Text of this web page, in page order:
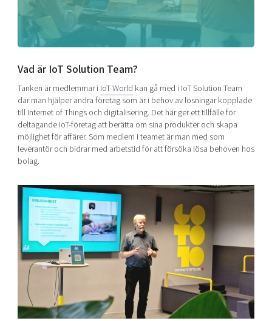
Shaping cities and regions
East Sweden Tech Women
Reversed mentorship
Current offers and activities
Upscaling
Talent & skills
Startup & industry collaboration
Offers to boost your business
Funding opportunities
Our community of companies
Projects
Publications
Project toolbox
Our clusters
Reach out to us
Locations
Today's lunch in Mjärdevi
Vad är IoT Solution Team?
Tanken är medlemmar i IoT World kan gå med i IoT Solution Team
där man hjälper andra företag som är i behov av lösningar kopplade
till Internet of Things och digitalisering. Det här ger ett tillfälle för
deltagande IoT-företag att berätta om sina produkter och skapa
möjlighet för affärer. Som medlem i teamet är man med som
leverantör och bidrar med arbetstid för att försöka lösa behoven hos
bolag.